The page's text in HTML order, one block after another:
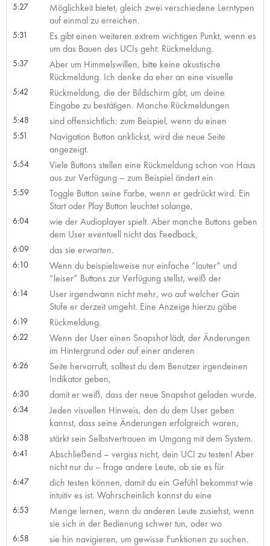
5:27
Möglichkeit bietet, gleich zwei verschiedene Lerntypen
auf einmal zu erreichen.
5:31
Es gibt einen weiteren extrem wichtigen Punkt, wenn es
um das Bauen des UCIs geht: Rückmeldung.
5:37
Aber um Himmelswillen, bitte keine akustische
Rückmeldung. Ich denke da eher an eine visuelle
5:42
Rückmeldung, die der Bildschirm gibt, um deine
Eingabe zu bestätigen. Manche Rückmeldungen
5:48 sind offensichtlich: zum Beispiel, wenn du einen
5:51
Navigation Button anklickst, wird die neue Seite
angezeigt.
5:54
Viele Buttons stellen eine Rückmeldung schon von Haus
aus zur Verfügung – zum Beispiel ändert ein
5:59
Toggle Button seine Farbe, wenn er gedrückt wird. Ein
Start oder Play Button leuchtet solange,
6:04
wie der Audioplayer spielt. Aber manche Buttons geben
dem User eventuell nicht das Feedback,
6:09 das sie erwarten.
6:10
Wenn du beispielsweise nur einfache “lauter” und
“leiser” Buttons zur Verfügung stellst, weiß der
6:14
User irgendwann nicht mehr, wo auf welcher Gain
Stufe er derzeit umgeht. Eine Anzeige hierzu gäbe
6:19 Rückmeldung.
6:22
Wenn der User einen Snapshot lädt, der Änderungen
im Hintergrund oder auf einer anderen
6:26
Seite hervorruft, solltest du dem Benutzer irgendeinen
Indikator geben,
6:30 damit er weiß, dass der neue Snapshot geladen wurde.
6:34
Jeden visuellen Hinweis, den du dem User geben
kannst, dass seine Änderungen erfolgreich waren,
6:38 stärkt sein Selbstvertrauen im Umgang mit dem System.
6:41
Abschließend – vergiss nicht, dein UCI zu testen! Aber
nicht nur du – frage andere Leute, ob sie es für
6:47
dich testen können, damit du ein Gefühl bekommst wie
intuitiv es ist. Wahrscheinlich kannst du eine
6:53
Menge lernen, wenn du anderen Leute zusiehst, wenn
sie sich in der Bedienung schwer tun, oder wo
6:58 sie hin navigieren, um gewisse Funktionen zu suchen.